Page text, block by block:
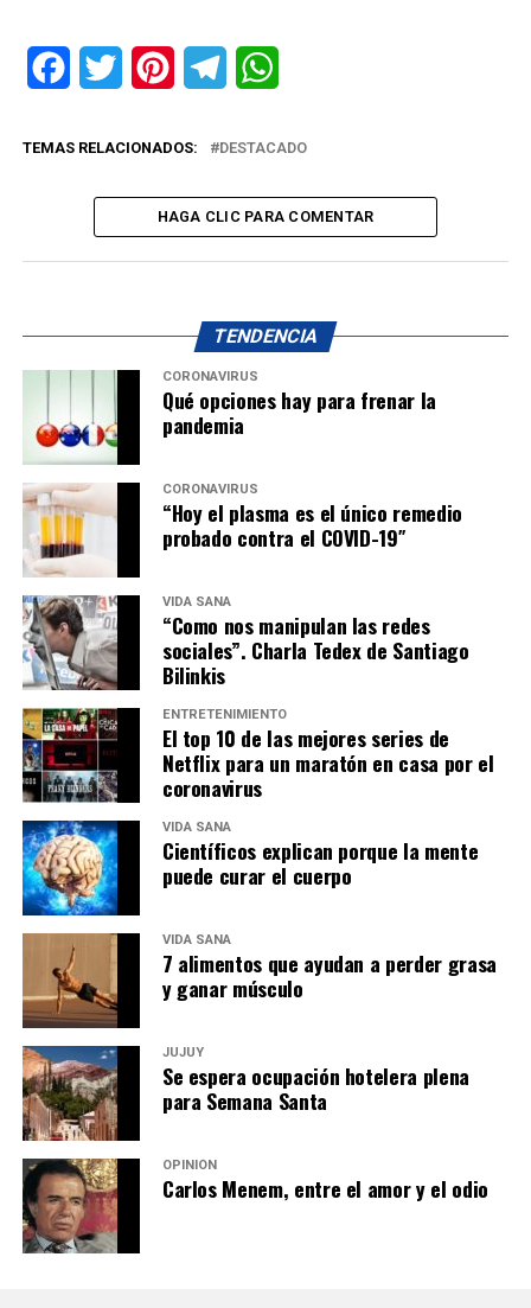
FacebookTwitter PinterestTelegram
TEMAS RELACIONADOS: DESTACADO
HAGA CLIC PARA COMENTAR
TENDENCIA
CORONAVIRUS
Qué opciones hay para frenar la
pandemia
CORONAVIRUS
“Hoy el plasma es el único remedio
probado contra el COVID-19″
VIDA SANA
“Como nos manipulan las redes
sociales”. Charla Tedex de Santiago
Bilinkis
ENTRETENIMIENTO
El top 10 de las mejores series de
Netflix para un maratón en casa por el
coronavirus
VIDA SANA
Científicos explican porque la mente
puede curar el cuerpo
VIDA SANA
7 alimentos que ayudan a perder grasa
y ganar músculo
JUJUY
Se espera ocupación hotelera plena
para Semana Santa
OPINIÓN
Carlos Menem, entre el amor y el odio